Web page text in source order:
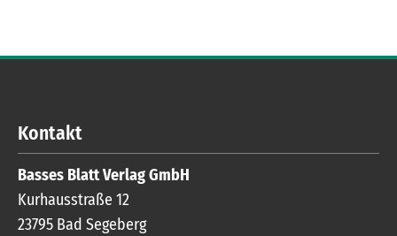
Kontakt
Basses Blatt Verlag GmbH
Kurhausstraße 12
23795 Bad Segeberg